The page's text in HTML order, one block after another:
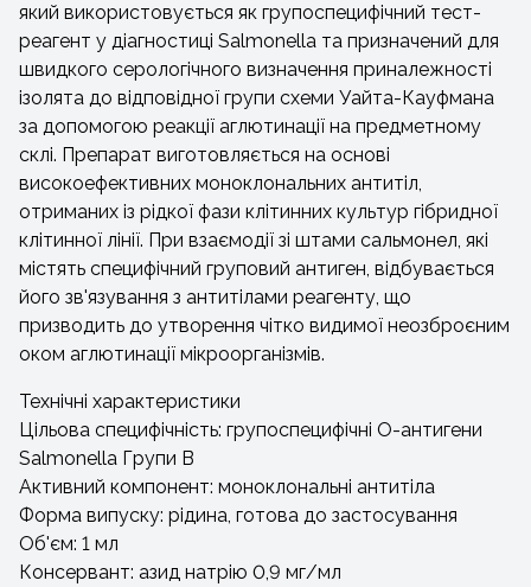
який використовується як групоспецифічний тест-
реагент у діагностиці Salmonella та призначений для
швидкого серологічного визначення приналежності
ізолята до відповідної групи схеми Уайта-Кауфмана
за допомогою реакції аглютинації на предметному
склі. Препарат виготовляється на основі
високоефективних моноклональних антитіл,
отриманих із рідкої фази клітинних культур гібридної
клітинної лінії. При взаємодії зі штами сальмонел, які
містять специфічний груповий антиген, відбувається
його зв'язування з антитілами реагенту, що
призводить до утворення чітко видимої неозброєним
оком аглютинації мікроорганізмів.
Технічні характеристики
Цільова специфічність: групоспецифічні О-антигени
Salmonella Групи B
Активний компонент: моноклональні антитіла
Форма випуску: рідина, готова до застосування
Об'єм: 1 мл
Консервант: азид натрію 0,9 мг/мл